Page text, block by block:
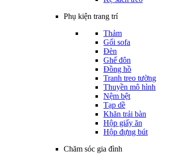
Phụ kiện trang trí
Thảm
Gối sofa
Đèn
Ghế đôn
Đồng hồ
Tranh treo tường
Thuyền mô hình
Nệm bệt
Tạp dề
Khăn trải bàn
Hộp giấy ăn
Hộp đựng bút
Chăm sóc gia đình